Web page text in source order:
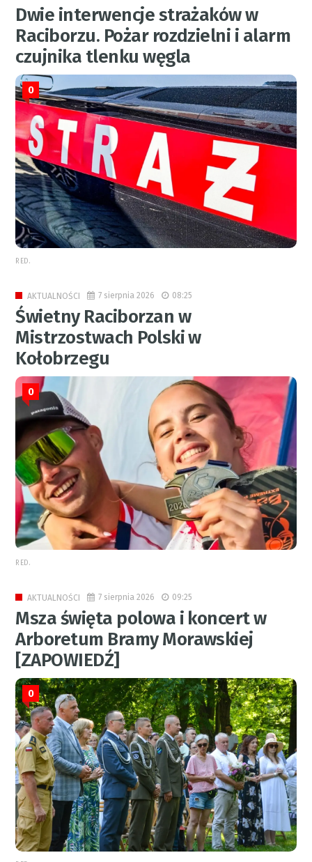
Dwie interwencje strażaków w
Raciborzu. Pożar rozdzielni i alarm
czujnika tlenku węgla
0
RED.
AKTUALNOŚCI 7 sierpnia 2026 08:25
Świetny Raciborzan w
Mistrzostwach Polski w
Kołobrzegu
0
RED.
AKTUALNOŚCI 7 sierpnia 2026 09:25
Msza święta polowa i koncert w
Arboretum Bramy Morawskiej
[ZAPOWIEDŹ]
0